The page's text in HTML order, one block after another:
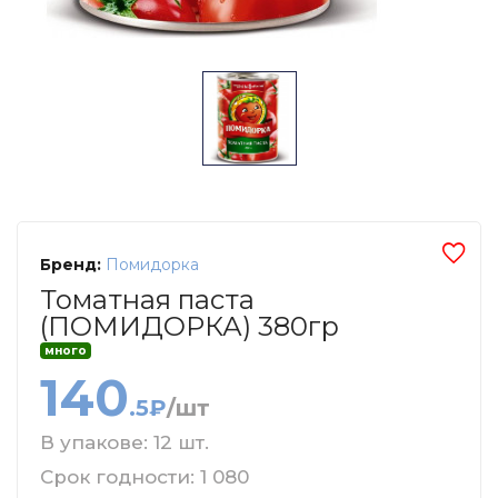
Бренд: Помидорка
Томатная паста
(ПОМИДОРКА) 380гр
много
140.5₽/шт
В упакове: 12 шт.
Срок годности: 1 080